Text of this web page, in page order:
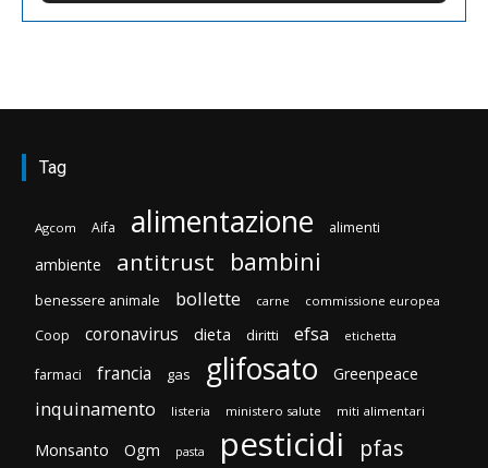
Tag
Agcom Aifa alimentazione alimenti
ambiente antitrust bambini
benessere animale bollette carne commissione europea
Coop coronavirus dieta diritti efsa etichetta
farmaci francia gas glifosato Greenpeace
inquinamento listeria ministero salute miti alimentari
Monsanto Ogm pasta pesticidi pfas